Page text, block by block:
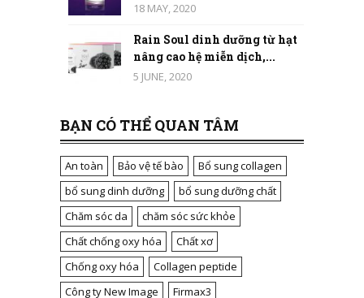
18 MAY, 2020
Rain Soul dinh dưỡng từ hạt
nâng cao hệ miễn dịch,...
5 JUNE, 2020
BẠN CÓ THỂ QUAN TÂM
An toàn Bảo vệ tế bào
Bổ sung collagen
bổ sung dinh dưỡng
bổ sung dưỡng chất
Chăm sóc da
chăm sóc sức khỏe
Chất chống oxy hóa
Chất xơ
Chống oxy hóa
Collagen peptide
Công ty New Image
Firmax3